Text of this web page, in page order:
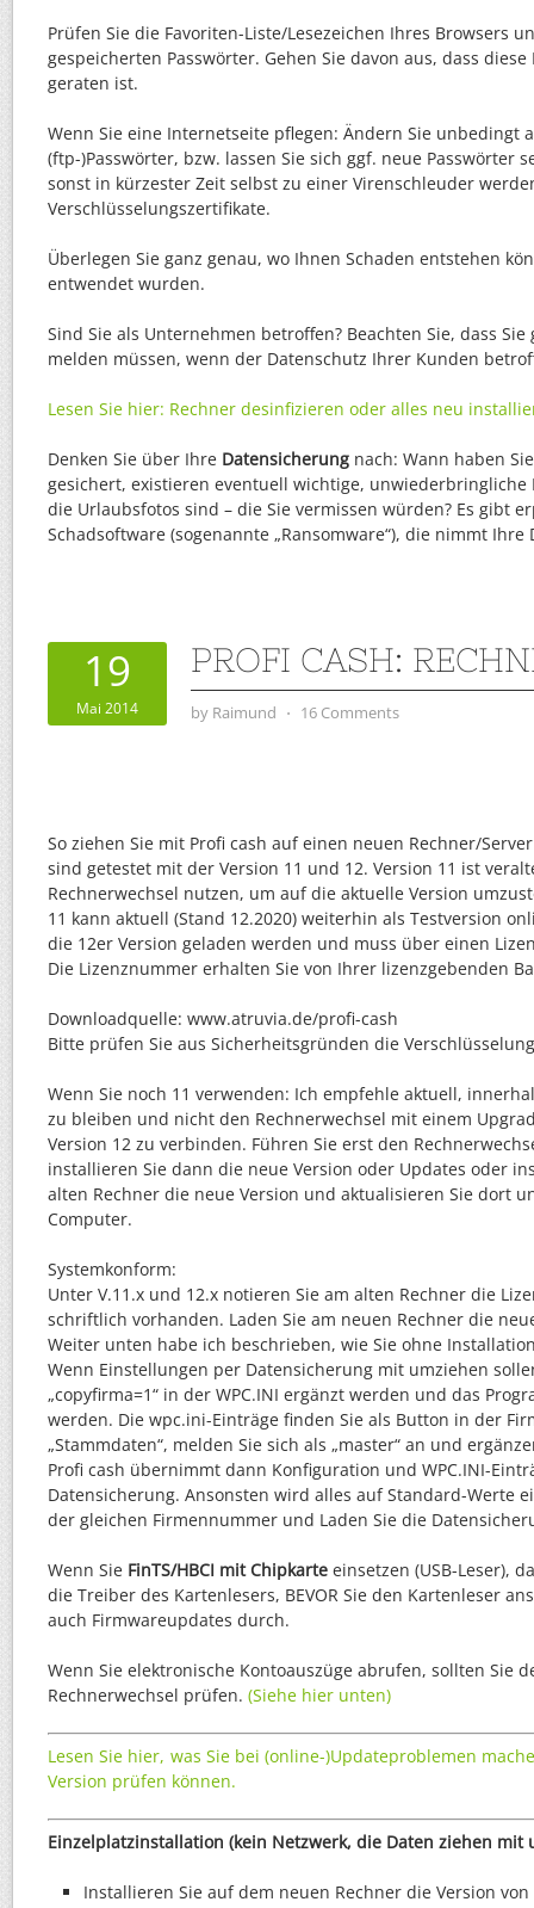
Prüfen Sie die Favoriten-Liste/Lesezeichen Ihres Browsers
gespeicherten Passwörter. Gehen Sie davon aus, dass
geraten ist.
Wenn Sie eine Internetseite pflegen: Ändern Sie unbedingt
(ftp-)Passwörter, bzw. lassen Sie sich ggf. neue Passwörter
sonst in kürzester Zeit selbst zu einer Virenschleuder
Verschlüsselungszertifikate.
Überlegen Sie ganz genau, wo Ihnen Schaden entstehen
entwendet wurden.
Sind Sie als Unternehmen betroffen? Beachten Sie, dass
melden müssen, wenn der Datenschutz Ihrer Kunden
Lesen Sie hier: Rechner desinfizieren oder alles neu
Denken Sie über Ihre Datensicherung nach: Wann haben
gesichert, existieren eventuell wichtige, unwiederbringliche
die Urlaubsfotos sind – die Sie vermissen würden? Es gibt
Schadsoftware (sogenannte „Ransomware“), die nimmt Ihre
19
Mai 2014
PROFI CASH:
by Raimund ⋅ 16 Comments
So ziehen Sie mit Profi cash auf einen neuen Rechner/
sind getestet mit der Version 11 und 12. Version 11 ist
Rechnerwechsel nutzen, um auf die aktuelle Version
11 kann aktuell (Stand 12.2020) weiterhin als Testversion
die 12er Version geladen werden und muss über einen
Die Lizenznummer erhalten Sie von Ihrer lizenzgebenden
Downloadquelle: www.atruvia.de/profi-cash
Bitte prüfen Sie aus Sicherheitsgründen die
Wenn Sie noch 11 verwenden: Ich empfehle aktuell,
zu bleiben und nicht den Rechnerwechsel mit einem
Version 12 zu verbinden. Führen Sie erst den
installieren Sie dann die neue Version oder Updates oder
alten Rechner die neue Version und aktualisieren Sie dort
Computer.
Systemkonform:
Unter V.11.x und 12.x notieren Sie am alten Rechner die
schriftlich vorhanden. Laden Sie am neuen Rechner die
Weiter unten habe ich beschrieben, wie Sie ohne
Wenn Einstellungen per Datensicherung mit umziehen
„copyfirma=1“ in der WPC.INI ergänzt werden und das
werden. Die wpc.ini-Einträge finden Sie als Button in der
„Stammdaten“, melden Sie sich als „master“ an und
Profi cash übernimmt dann Konfiguration und WPC.INI-
Datensicherung. Ansonsten wird alles auf Standard-Werte
der gleichen Firmennummer und Laden Sie die
Wenn Sie FinTS/HBCI mit Chipkarte einsetzen (USB-Leser),
die Treiber des Kartenlesers, BEVOR Sie den Kartenleser
auch Firmwareupdates durch.
Wenn Sie elektronische Kontoauszüge abrufen, sollten Sie
Rechnerwechsel prüfen. (Siehe hier unten)
Lesen Sie hier, was Sie bei (online-)Updateproblemen
Version prüfen können.
Einzelplatzinstallation (kein Netzwerk, die Daten ziehen mit
Installieren Sie auf dem neuen Rechner die Version